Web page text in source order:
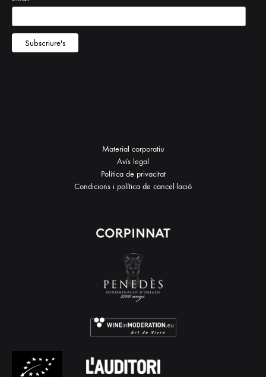
Material corporatiu
Avís legal
Política de privacitat
Condicions i política de cancel·lació